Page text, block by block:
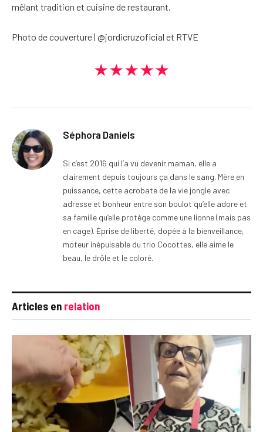
mêlant tradition et cuisine de restaurant.
Photo de couverture | @jordicruzoficial et RTVE
★★★★★
Séphora Daniels
Si c’est 2016 qui l’a vu devenir maman, elle a
clairement depuis toujours ça dans le sang. Mère en
puissance, cette acrobate de la vie jongle avec
adresse et bonheur entre son boulot qu’elle adore et
sa famille qu’elle protège comme une lionne (mais pas
en cage). Éprise de liberté, dopée à la bienveillance,
moteur inépuisable du trio Cocottes, elle aime le
beau, le drôle et le coloré.
Articles en relation